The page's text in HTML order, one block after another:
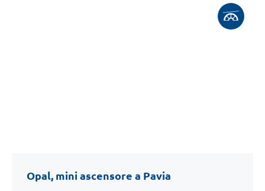
Opal, mini ascensore a Pavia